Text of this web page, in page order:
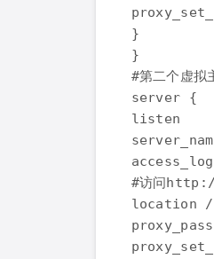
}
}
#第二个虚拟
server {
listen
#访问
location /